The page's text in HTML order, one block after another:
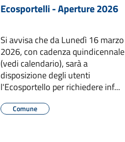
Ecosportelli - Aperture 2026
Si avvisa che da Lunedì 16 marzo
2026, con cadenza quindicennale
(vedi calendario), sarà a
disposizione degli utenti
l'Ecosportello per richiedere inf...
Comune